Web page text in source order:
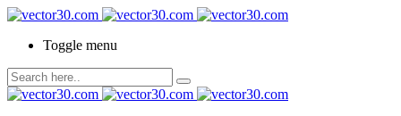
Toggle menu